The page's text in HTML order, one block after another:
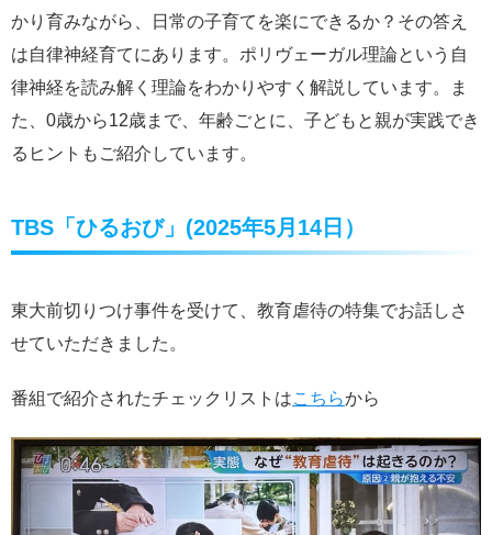
かり育みながら、日常の子育てを楽にできるか？その答え
は自律神経育てにあります。ポリヴェーガル理論という自
律神経を読み解く理論をわかりやすく解説しています。ま
た、0歳から12歳まで、年齢ごとに、子どもと親が実践でき
るヒントもご紹介しています。
TBS「ひるおび」(2025年5月14日）
東大前切りつけ事件を受けて、教育虐待の特集でお話しさ
せていただきました。
番組で紹介されたチェックリストはこちらから